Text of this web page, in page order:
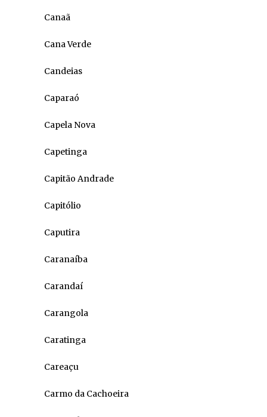
Canaã
Cana Verde
Candeias
Caparaó
Capela Nova
Capetinga
Capitão Andrade
Capitólio
Caputira
Caranaíba
Carandaí
Carangola
Caratinga
Careaçu
Carmo da Cachoeira